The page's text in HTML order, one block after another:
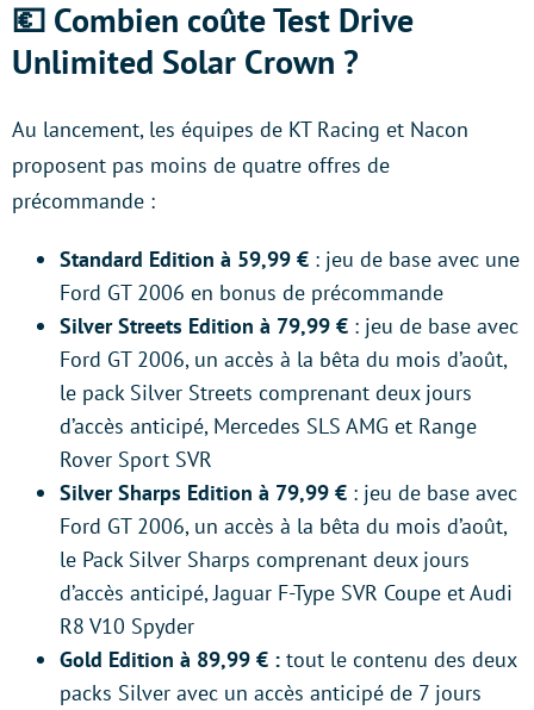
💶 Combien coûte Test Drive
Unlimited Solar Crown ?
Au lancement, les équipes de KT Racing et Nacon
proposent pas moins de quatre offres de
précommande :
Standard Edition à 59,99 € : jeu de base avec une
Ford GT 2006 en bonus de précommande
Silver Streets Edition à 79,99 € : jeu de base avec
Ford GT 2006, un accès à la bêta du mois d’août,
le pack Silver Streets comprenant deux jours
d’accès anticipé, Mercedes SLS AMG et Range
Rover Sport SVR
Silver Sharps Edition à 79,99 € : jeu de base avec
Ford GT 2006, un accès à la bêta du mois d’août,
le Pack Silver Sharps comprenant deux jours
d’accès anticipé, Jaguar F-Type SVR Coupe et Audi
R8 V10 Spyder
Gold Edition à 89,99 € : tout le contenu des deux
packs Silver avec un accès anticipé de 7 jours